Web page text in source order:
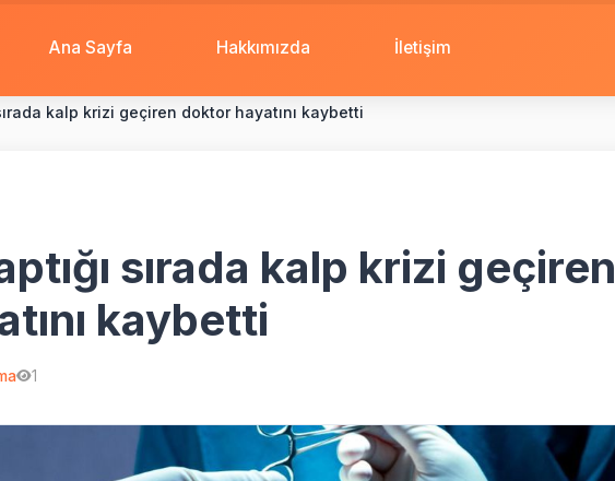
Ana Sayfa Hakkımızda İletişim
kalp krizi geçiren doktor hayatını kaybetti
sırada kalp krizi geçiren
kaybetti
1